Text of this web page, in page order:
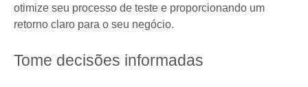
otimize seu processo de teste e proporcionando um
retorno claro para o seu negócio.
Tome decisões informadas